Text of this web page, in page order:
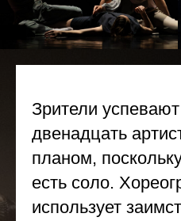
Зрители
двенадцать
планом,
есть соло.
использует